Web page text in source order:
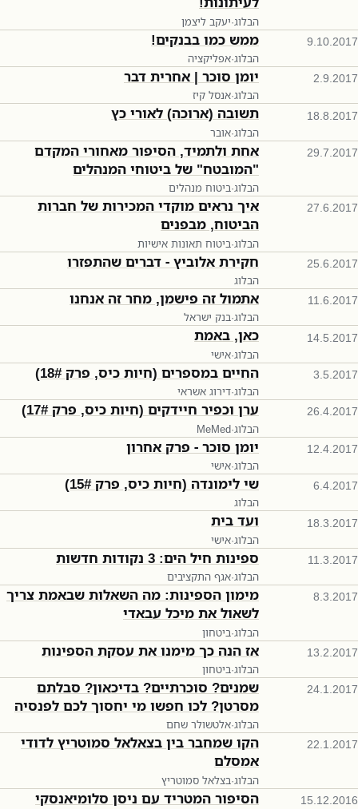
הבלוג·יעקב ליצמן
9.10.2017 ממש כמו בבנקים!
הבלוג·אפליקציה
2.9.2017 יומן סוכר | אחרית דבר
הבלוג·אנסל קיז
18.8.2017 תשובה (ארוכה) לאורי כץ
הבלוג·אובר
29.7.2017
אחת ולתמיד, הסיפור מאחורי המקדם
"המובטח" של ביטוחי המנהלים
הבלוג·ביטוח מנהלים
27.6.2017
איך נראים מוקדי המכירות של חברות
הביטוח, מבפנים
הבלוג·ביטוח תאונות אישיות
25.6.2017 חקירת אלוביץ - דברים שהתפזרו
הבלוג
11.6.2017 אתמול זה פישמן, מחר זה אנחנו
הבלוג·בנק ישראל
14.5.2017 כאן, באמת
הבלוג·אישי
3.5.2017 החיים במספרים (חיות כיס, פרק 18#)
הבלוג·דירוג אשראי
26.4.2017 ערן וכפיר חיידקים (חיות כיס, פרק 17#)
הבלוג·
MeMed
12.4.2017 יומן סוכר - פרק אחרון
הבלוג·אישי
6.4.2017 שי לימונדה (חיות כיס, פרק 15#)
הבלוג
18.3.2017 ועד בית
הבלוג·אישי
11.3.2017 ספינות חיל הים: 3 נקודות חדשות
הבלוג·אגף התקציבים
8.3.2017
מימון הספינות: מה השאלות שבאמת צריך
לשאול את מיכל עבאדי
הבלוג·ביטחון
13.2.2017 אז הנה כך מימנו את עסקת הספינות
הבלוג·ביטחון
24.1.2017
שמנים? סוכרתיים? בדיכאון? סבלתם
מסרטן? לכו חפשו מי יחסוך לכם לפנסיה
הבלוג·אלטשולר שחם
22.1.2017
הקו שמחבר בין בצאלאל סמוטריץ לדודי
אמסלם
הבלוג·בצלאל סמוטריץ
15.12.2016 הסיפור המטריד עם ניסן סלומיאנסקי